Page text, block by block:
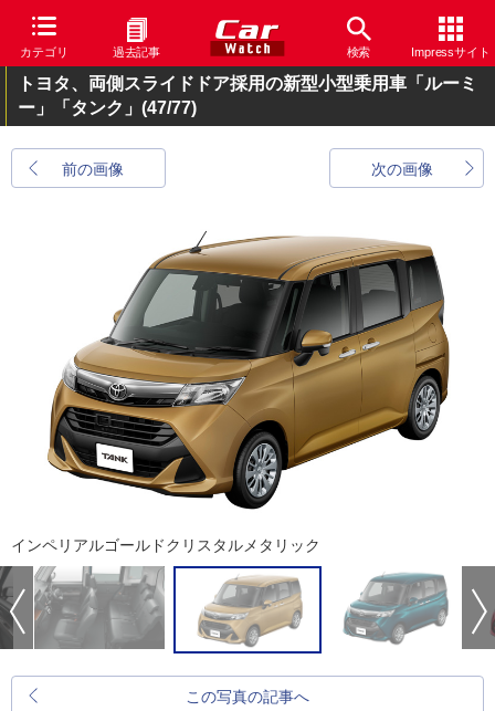
カテゴリ 過去記事 検索 Impressサイト
トヨタ、両側スライドドア採用の新型小型乗用車「ルーミ
ー」「タンク」 (47/77)
前の画像 次の画像
インペリアルゴールドクリスタルメタリック
この写真の記事へ